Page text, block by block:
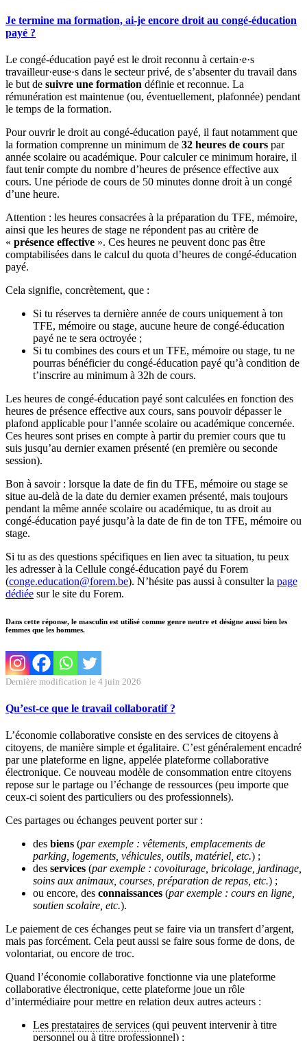
Je termine ma formation, ai-je encore droit au congé-éducation
payé ?
Le congé-éducation payé est le droit reconnu à certain·e·s
travailleur·euse·s dans le secteur privé, de s’absenter du travail dans
le but de suivre une formation définie et reconnue. La
rémunération est maintenue (ou, éventuellement, plafonnée) pendant
le temps de la formation.
Pour ouvrir le droit au congé-éducation payé, il faut notamment que
la formation comprenne un minimum de 32 heures de cours par
année scolaire ou académique. Pour calculer ce minimum horaire, il
faut tenir compte du nombre d’heures de présence effective aux
cours. Une période de cours de 50 minutes donne droit à un congé
d’une heure.
Attention : les heures consacrées à la préparation du TFE, mémoire,
ainsi que les heures de stage ne répondent pas au critère de
« présence effective ». Ces heures ne peuvent donc pas être
comptabilisées dans le calcul du quota d’heures de congé-éducation
payé.
Cela signifie, concrètement, que :
Si tu réserves ta dernière année de cours uniquement à ton
TFE, mémoire ou stage, aucune heure de congé-éducation
payé ne te sera octroyée ;
Si tu combines des cours et un TFE, mémoire ou stage, tu ne
pourras bénéficier du congé-éducation payé qu’à condition de
t’inscrire au minimum à 32h de cours.
Les heures de congé-éducation payé sont calculées en fonction des
heures de présence effective aux cours, sans pouvoir dépasser le
plafond applicable pour l’année scolaire ou académique concernée.
Ces heures sont prises en compte à partir du premier cours que tu
suis jusqu’au dernier examen présenté (en première ou seconde
session).
Bon à savoir : lorsque la date de fin du TFE, mémoire ou stage se
situe au-delà de la date du dernier examen présenté, mais toujours
pendant la même année scolaire ou académique, tu as droit au
congé-éducation payé jusqu’à la date de fin de ton TFE, mémoire ou
stage.
Si tu as des questions spécifiques en lien avec ta situation, tu peux
les adresser à la Cellule congé-éducation payé du Forem
(conge.education@forem.be). N’hésite pas aussi à consulter la page
dédiée sur le site du Forem.
Dans cette réponse, le masculin est utilisé comme genre neutre et désigne aussi bien les
femmes que les hommes.
Dernière modification le 4 juin 2026
Qu’est-ce que le travail collaboratif ?
L’économie collaborative consiste en des services de citoyens à
citoyens, de manière simple et égalitaire. C’est généralement encadré
par une plateforme en ligne, appelée plateforme collaborative
électronique. Ce nouveau modèle de consommation entre citoyens
repose sur le partage ou l’échange de ressources (peu importe que
ceux-ci soient des particuliers ou des professionnels).
Ces partages ou échanges peuvent porter sur :
des biens (par exemple : vêtements, emplacements de
parking, logements, véhicules, outils, matériel, etc.) ;
des services (par exemple : covoiturage, bricolage, jardinage,
soins aux animaux, courses, préparation de repas, etc.) ;
ou encore, des connaissances (par exemple : cours en ligne,
soutien scolaire, etc.).
Le paiement de ces échanges peut se faire via un transfert d’argent,
mais pas forcément. Cela peut aussi se faire sous forme de dons, de
volontariat, ou encore de troc.
Quand l’économie collaborative fonctionne via une plateforme
collaborative électronique, cette plateforme joue un rôle
d’intermédiaire pour mettre en relation deux autres acteurs :
Les prestataires de services (qui peuvent intervenir à titre
personnel ou à titre professionnel) ;